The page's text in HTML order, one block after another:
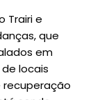
Trairi e
que
em
locais